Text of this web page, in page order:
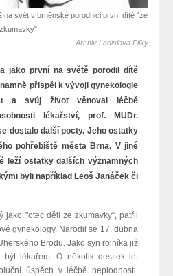
na svět v brněnské porodnici první dítě "ze
zkumavky".
Archiv Ladislava Pilky
jako první na světě porodil dítě
přispěl k vývoji gynekologie
a svůj život věnoval léčbě
lékařství, prof. MUDr.
dostalo další pocty. Jeho ostatky
pohřebiště města Brna. V jiné
leží ostatky dalších významných
byli například Leoš Janáček či
jako "otec dětí ze zkumavky“, patřil
gynekology. Narodil se 17. dubna
Brodu. Jako syn rolníka již
lékařem. O několik desítek let
úspěch v léčbě neplodnosti.